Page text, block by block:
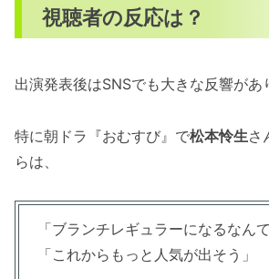
視聴者の反応は？
出演発表後はSNSでも大きな反響があ
特に朝ドラ『おむすび』で松本怜生さ
らは、
「ブランチレギュラーになるなん
「これからもっと人気が出そう」